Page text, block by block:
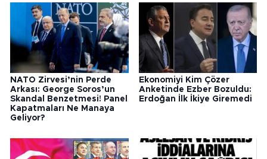
NATO Zirvesi’nin Perde
Arkası: George Soros’un
Skandal Benzetmesi! Panel
Kapatmaları Ne Manaya
Geliyor?
Ekonomiyi Kim Çözer
Anketinde Ezber Bozuldu:
Erdoğan İlk İkiye Giremedi